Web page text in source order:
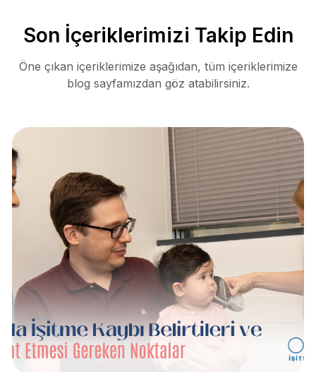
Son İçeriklerimizi Takip Edin
Öne çıkan içeriklerimize aşağıdan, tüm içeriklerimize
blog sayfamızdan göz atabilirsiniz.